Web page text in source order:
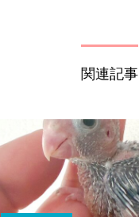
関連記事